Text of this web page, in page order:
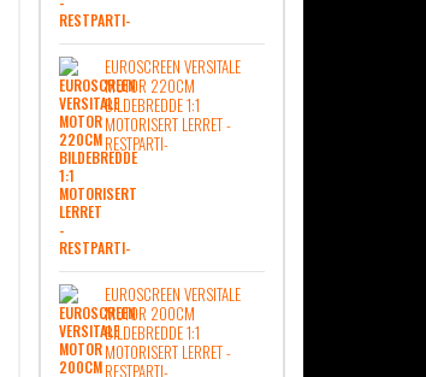
EUROSCREEN VERSITALE
MOTOR 220CM
BILDEBREDDE 1:1
MOTORISERT LERRET -
RESTPARTI-
EUROSCREEN VERSITALE
MOTOR 200CM
BILDEBREDDE 1:1
MOTORISERT LERRET -
RESTPARTI-